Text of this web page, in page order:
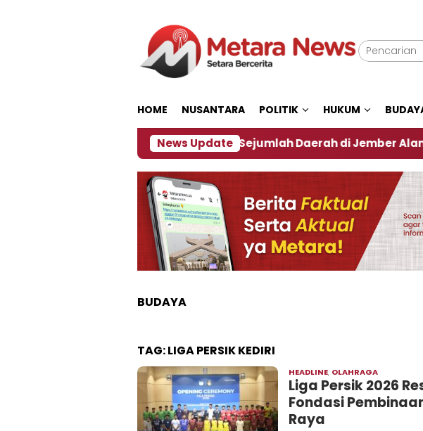
HOME NUSANTARA POLITIK HUKUM
News Update
Dampak El Nino, Sejumlah Daerah di Jember Alami Krisi Air
BUDAYA
TAG:LIGA PERSIK KEDIRI
HEADLINE, OLAHRAGA
Hadi
Liga Persik 2026
Fondasi
Raya